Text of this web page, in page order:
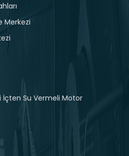
Merkezi
İçten Su Vermeli Motor